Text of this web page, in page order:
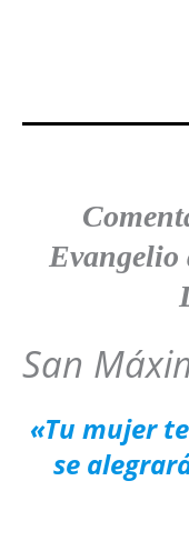
Evangelio
San
«Tu mujer
se